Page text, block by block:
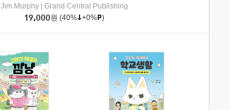
Jim Murphy
Grand Central Publishing
19,000원 (40% +0% )